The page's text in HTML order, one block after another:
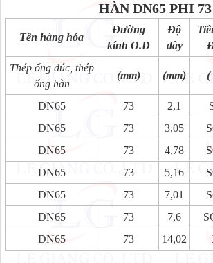
HÀN DN65 PHI 73
Tên hàng hóa
Đường
kính O.D
Độ
dày
Thép ống đúc, thép
ống hàn
(mm) (mm) (
DN65 73 2,1
DN65
73 3,05
DN65
73 4,78
DN65
73 5,16
DN65
73 7,01
DN65
73 7,6
DN65
73 14,02